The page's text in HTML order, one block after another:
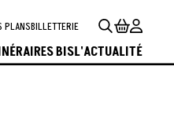
PLANSBILLETTERIE
BISL'ACTUALITÉ